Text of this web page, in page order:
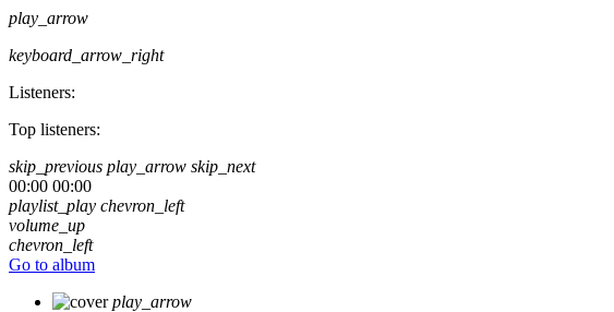
play_arrow
keyboard_arrow_right
Listeners:
Top listeners:
skip_previous play_arrow skip_next
00:00 00:00
playlist_play chevron_left
volume_up
chevron_left
Go to album
play_arrow